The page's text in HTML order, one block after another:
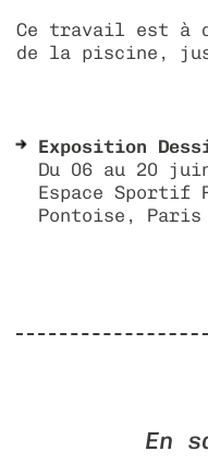
Ce travail est à
de la piscine,
Exposition
Du 06 au 20
Espace Sportif
Pontoise, Paris
En